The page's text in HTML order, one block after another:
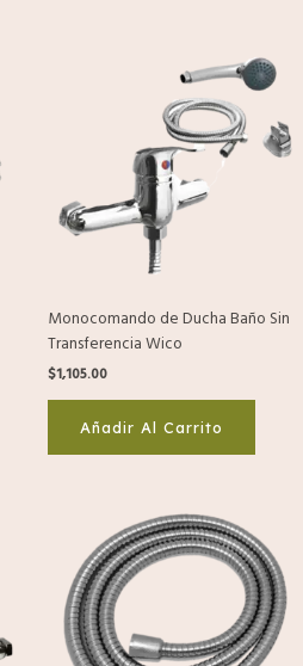
Monocomando de Ducha Baño Sin
Transferencia Wico
$1,105.00
Añadir Al Carrito